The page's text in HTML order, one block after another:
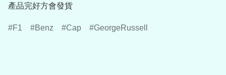
產品完好方會發貨
F1 Benz Cap GeorgeRussell